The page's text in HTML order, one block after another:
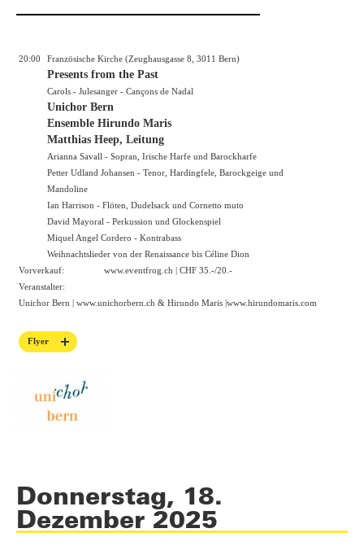
20:00 Französische Kirche (Zeughausgasse 8, 3011 Bern)
Presents from the Past
Carols - Julesanger - Cançons de Nadal
Unichor Bern
Ensemble Hirundo Maris
Matthias Heep, Leitung
Arianna Savall - Sopran, Irische Harfe und Barockharfe
Petter Udland Johansen - Tenor, Hardingfele, Barockgeige und
Mandoline
Ian Harrison - Flöten, Dudelsack und Cornetto muto
David Mayoral - Perkussion und Glockenspiel
Miquel Angel Cordero - Kontrabass
Weihnachtslieder von der Renaissance bis Céline Dion
Vorverkauf:
www.eventfrog.ch | CHF 35.-/20.-
Veranstalter:
Unichor Bern | www.unichorbern.ch & Hirundo Maris | www.hirundomaris.com
Flyer
Donnerstag, 18.
Dezember 2025